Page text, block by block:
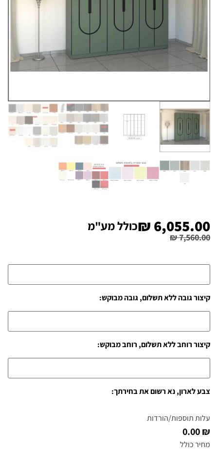
₪7,560.00
₪ 6,055.00 כולל מע"מ
קיצור גובה ללא תשלום, גובה מבוקש:
קיצור רוחב ללא תשלום, רוחב מבוקש:
צבע לארון, נא רשום את בחירתך:
עלות תוספות/הורדות
₪ 0.00
מחיר כולל